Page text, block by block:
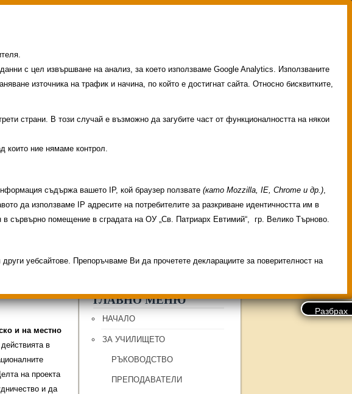
и на местно
в
на проекта
и да
ГЛАВНО МЕНЮ
НАЧАЛО
ЗА УЧИЛИЩЕТО
РЪКОВОДСТВО
ПРЕПОДАВАТЕЛИ
с цел извършване на анализ, за което използваме Google Analytics. Използваните
източника на трафик и начина, по който е достигнат сайта. Относно бисквитките,
страни. В този случай е възможно да загубите част от функционалността на някои
които ние нямаме контрол.
съдържа вашето IP, кой браузер ползвате (като Mozzilla, IE, Chrome и др.),
да използваме IP адресите на потребителите за разкриване идентичността им в
сървърно помещение в сградата на ОУ „Св. Патриарх Евтимий“, гр. Велико Търново.
уебсайтове. Препоръчваме Ви да прочетете декларациите за поверителност на